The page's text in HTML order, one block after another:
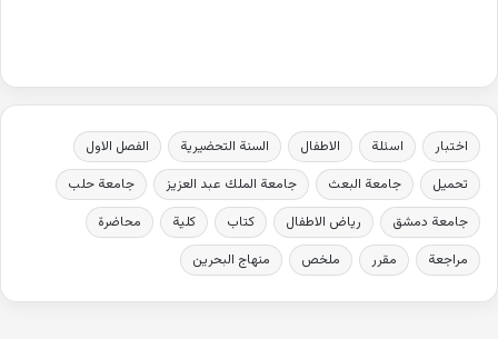
اختبار اسئلة الاطفال السنة التحضيرية
الفصل الاول
تحميل
جامعة البعث جامعة الملك عبد العزيز
جامعة حلب
جامعة دمشق
رياض الاطفال كتاب كلية
محاضرة
مراجعة
مقرر ملخص منهاج البحرين